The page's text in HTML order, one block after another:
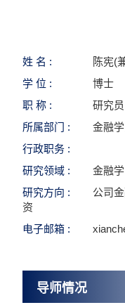
姓 名 :
陈宪(
学 位 :
博士
职 称 :
研究员
所属部门 :
金融
行政职务 :
研究领域 :
金融学
研究方向 :
公司
资
电子邮箱 :
导师情况